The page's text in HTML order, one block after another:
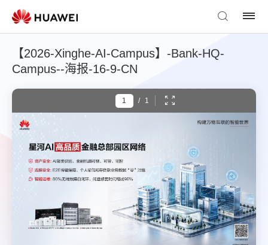
【2026-Xinghe-AI-Campus】-Bank-HQ-
Campus--海报-16-9-CN
/ 1